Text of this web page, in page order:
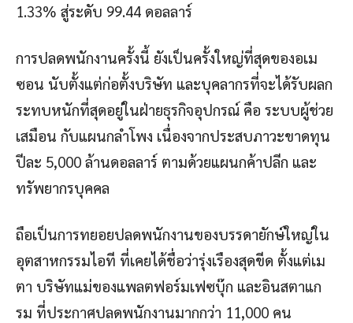
1.33% สู่ระดับ 99.44 ดอลลาร์
การปลดพนักงานครั้งนี้ ยังเป็นครั้งใหญ่ที่สุดของอเม
ซอน นับตั้งแต่ก่อตั้งบริษัท และบุคลากรที่จะได้รับผลก
ระทบหนักที่สุดอยู่ในฝ่ายธุรกิจอุปกรณ์ คือ ระบบผู้ช่วย
เสมือน กับแผนกลำโพง เนื่องจากประสบภาวะขาดทุน
ปีละ 5,000 ล้านดอลลาร์ ตามด้วยแผนกค้าปลีก และ
ทรัพยากรบุคคล
ถือเป็นการทยอยปลดพนักงานของบรรดายักษ์ใหญ่ใน
อุตสาหกรรมไอที ที่เคยได้ชื่อว่ารุ่งเรืองสุดขีด ตั้งแต่เม
ตา บริษัทแม่ของแพลตฟอร์มเฟซบุ๊ก และอินสตาแก
รม ที่ประกาศปลดพนักงานมากกว่า 11,000 คน